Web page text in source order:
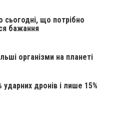
сьогодні, що потрібно
бажання
організми на планеті
ударних дронів і лише 15%